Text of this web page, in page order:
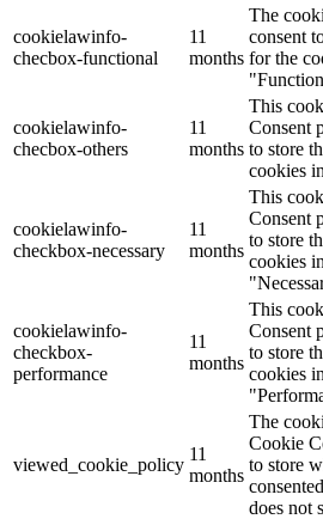
cookielawinfo-
checbox-functional
11
months
The
consent
for the
cookielawinfo-
checbox-others
11
months
This
Consent
to store
cookies
cookielawinfo-
checkbox-necessary
11
months
This
Consent
to store
cookies
cookielawinfo-
checkbox-
performance
11
months
This
Consent
to store
cookies
viewed_cookie_policy
11
months
The
Cookie
to store
does not